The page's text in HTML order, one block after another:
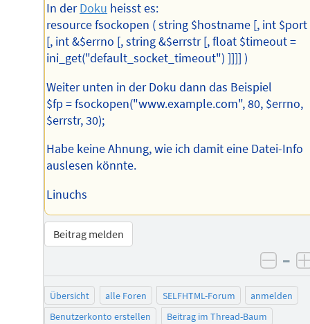
In derDoku heisst es:
resource fsockopen ( string $hostname [, int $port
[, int &$errno [, string &$errstr [, float $timeout =
ini_get("default_socket_timeout") ]]]] )
Weiter unten in der Doku dann das Beispiel
$fp = fsockopen("www.example.com", 80, $errno,
$errstr, 30);
Habe keine Ahnung, wie ich damit eine Datei-Info
auslesen könnte.
Linuchs
Beitrag melden
–
Übersicht alle Foren SELFHTML-Forum
anmelden
Benutzerkonto erstellen
Beitrag im Thread-Baum